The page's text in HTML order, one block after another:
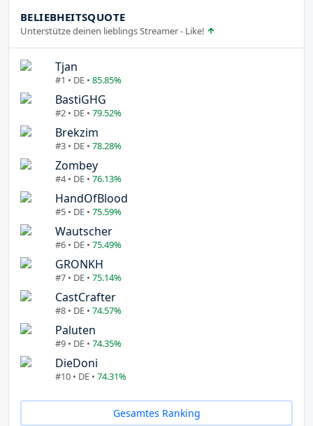
BELIEBHEITSQUOTE
Unterstütze deinen lieblings Streamer - Like!
Tjan
#1 • DE • 85.85%
BastiGHG
#2 • DE • 79.52%
Brekzim
#3 • DE • 78.28%
Zombey
#4 • DE • 76.13%
HandOfBlood
#5 • DE • 75.59%
Wautscher
#6 • DE • 75.49%
GRONKH
#7 • DE • 75.14%
CastCrafter
#8 • DE • 74.57%
Paluten
#9 • DE • 74.35%
DieDoni
#10 • DE • 74.31%
Gesamtes Ranking